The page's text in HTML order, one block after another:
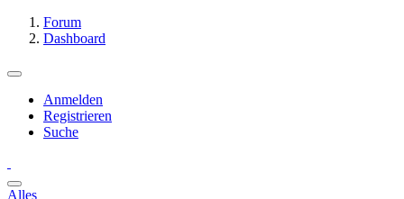
Forum
Dashboard
Anmelden
Registrieren
Suche
Alles